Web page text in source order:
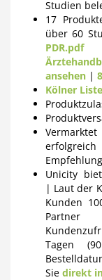
Studien
17
über 60
PDR.pdf
ansehen |
Kölner Liste
Unicity
| Laut der
Kunden
Tagen
Sie direkt